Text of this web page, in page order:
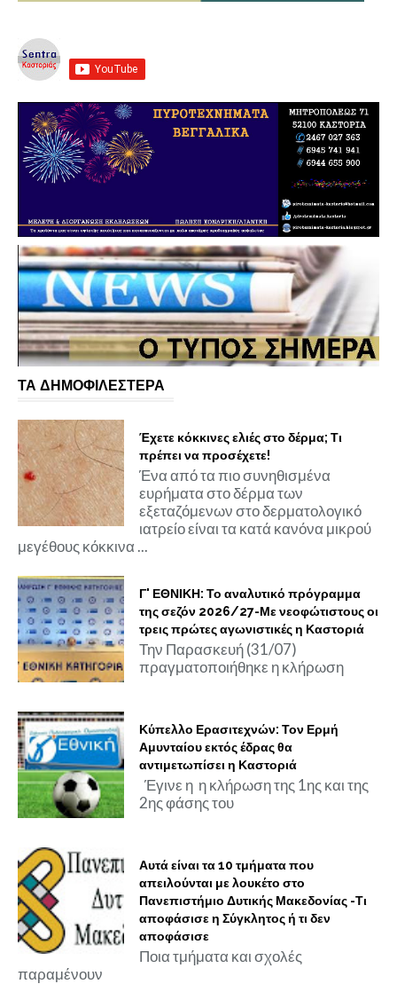
ΤΑ ΔΗΜΟΦΙΛΕΣΤΕΡΑ
Έχετε κόκκινες ελιές στο δέρμα; Τι
πρέπει να προσέχετε!
Ένα από τα πιο συνηθισμένα
ευρήματα στο δέρμα των
εξεταζόμενων στο δερματολογικό
ιατρείο είναι τα κατά κανόνα μικρού
μεγέθους κόκκινα ...
Γ' ΕΘΝΙΚΗ: Το αναλυτικό πρόγραμμα
της σεζόν 2026/27-Με νεοφώτιστους οι
τρεις πρώτες αγωνιστικές η Καστοριά
Την Παρασκευή (31/07)
πραγματοποιήθηκε η κλήρωση
Κύπελλο Ερασιτεχνών: Τον Ερμή
Αμυνταίου εκτός έδρας θα
αντιμετωπίσει η Καστοριά
Έγινε η η κλήρωση της 1ης και της
2ης φάσης του
Αυτά είναι τα 10 τμήματα που
απειλούνται με λουκέτο στο
Πανεπιστήμιο Δυτικής Μακεδονίας -Τι
αποφάσισε η Σύγκλητος ή τι δεν
αποφάσισε
Ποια τμήματα και σχολές
παραμένουν